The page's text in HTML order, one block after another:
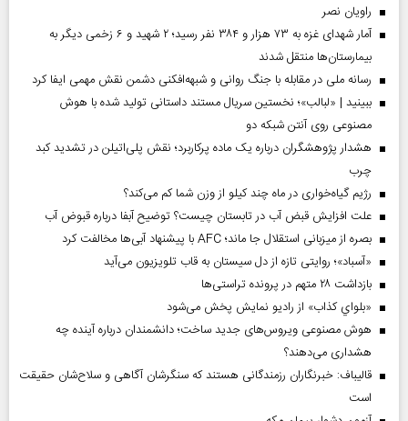
راویان نصر
آمار شهدای غزه به ۷۳ هزار و ۳۸۴ نفر رسید؛ ۲ شهید و ۶ زخمی دیگر به
بیمارستان‌ها منتقل شدند
رسانه ملی در مقابله با جنگ روانی و شبهه‌افکنی دشمن نقش مهمی ایفا کرد
ببینید | «لبالب»؛ نخستین سریال مستند داستانی تولید شده با هوش
مصنوعی روی آنتن شبکه دو
هشدار پژوهشگران درباره یک ماده پرکاربرد؛ نقش پلی‌اتیلن در تشدید کبد
چرب
رژیم گیاه‌خواری در ماه چند کیلو از وزن شما کم می‌کند؟
علت افزایش قبض آب در تابستان چیست؟ توضیح آبفا درباره قبوض آب
بصره از میزبانی استقلال جا ماند؛ AFC با پیشنهاد آبی‌ها مخالفت کرد
«آسباد»؛ روایتی تازه از دل سیستان به قاب تلویزیون می‌آید
بازداشت ۲۸ متهم در پرونده تراستی‌ها
«بلواي کذاب» از رادیو نمایش پخش می‌شود
هوش مصنوعی ویروس‌های جدید ساخت؛ دانشمندان درباره آینده چه
هشداری می‌دهند؟
قالیباف: خبرنگاران رزمندگانی هستند که سنگرشان آگاهی و سلاح‌شان حقیقت
است